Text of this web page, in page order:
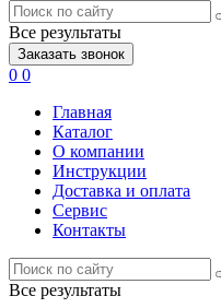
Все результаты
Заказать звонок
0 0
Главная
Каталог
О компании
Инструкции
Доставка и оплата
Сервис
Контакты
Все результаты